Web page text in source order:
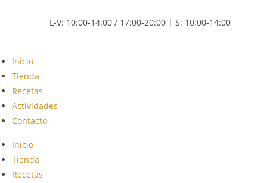
L-V: 10:00-14:00 / 17:00-20:00 | S: 10:00-14:00
Inicio
Tienda
Recetas
Actividades
Contacto
Inicio
Tienda
Recetas